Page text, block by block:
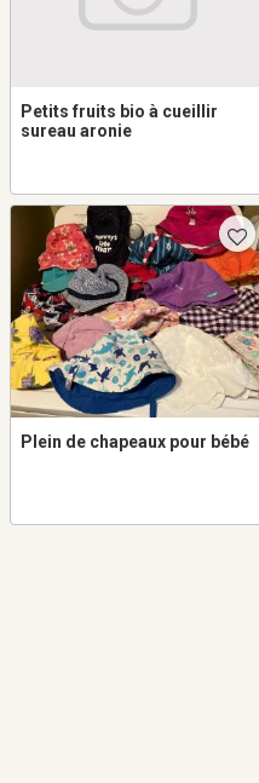
Petits fruits bio à cueillir
sureau aronie
Plein de chapeaux pour bébé